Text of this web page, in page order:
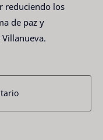
reduciendo los
de paz y